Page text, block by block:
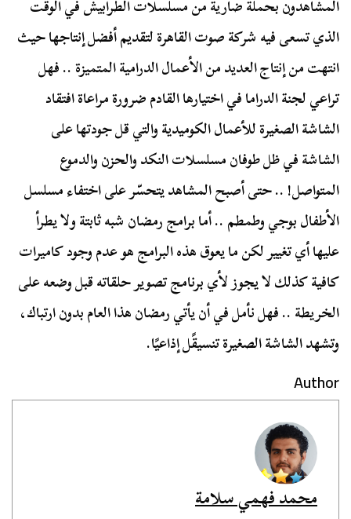
المشاهدون بحملة ضارية من مسلسلات الطرابيش في الوقت
الذي تسعى فيه شركة صوت القاهرة لتقديم أفضل إنتاجها حيث
انتهت من إنتاج العديد من الأعمال الدرامية المتميزة .. فهل
تراعي لجنة الدراما في اختيارها القادم ضرورة مراعاة افتقاد
الشاشة الصغيرة للأعمال الكوميدية والتي قل جودتها على
الشاشة في ظل طوفان مسلسلات النكد والحزن والدموع
المتواصل! .. حتى أصبح المشاهد يتحسّر على اختفاء مسلسل
الأطفال بوجي وطمطم .. أما برامج رمضان شبه ثابتة ولا يطرأ
عليها أي تغيير لكن ما يعوق هذه البرامج هو عدم وجود كاميرات
كافية كذلك لا يجوز لأي برنامج تصوير حلقاته قبل وضعه على
الخريطة .. فهل نأمل في أن يأتي رمضان هذا العام بدون ارتباك،
وتشهد الشاشة الصغيرة تنسيقًل إذاعيًا.
Author
محمد فهمي سلامة